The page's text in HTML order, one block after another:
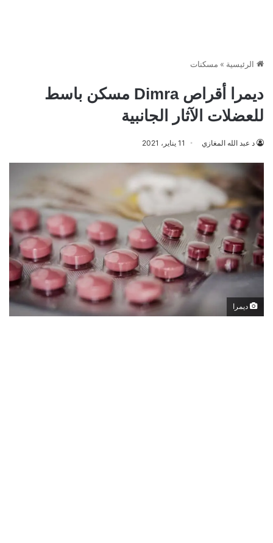
الرئيسية » مسكنات
ديمرا أقراص Dimra مسكن باسط
للعضلات الآثار الجانبية
د عبد الله المغازي 11 يناير، 2021
ديمرا